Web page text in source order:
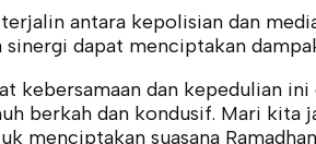
terjalin antara kepolisian dan
sinergi dapat menciptakan
kebersamaan dan kepedulian
berkah dan kondusif. Mari kita
menciptakan suasana